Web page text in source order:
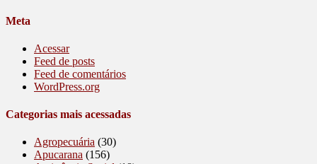
Meta
Acessar
Feed de posts
Feed de comentários
WordPress.org
Categorias mais acessadas
Agropecuária (30)
Apucarana (156)